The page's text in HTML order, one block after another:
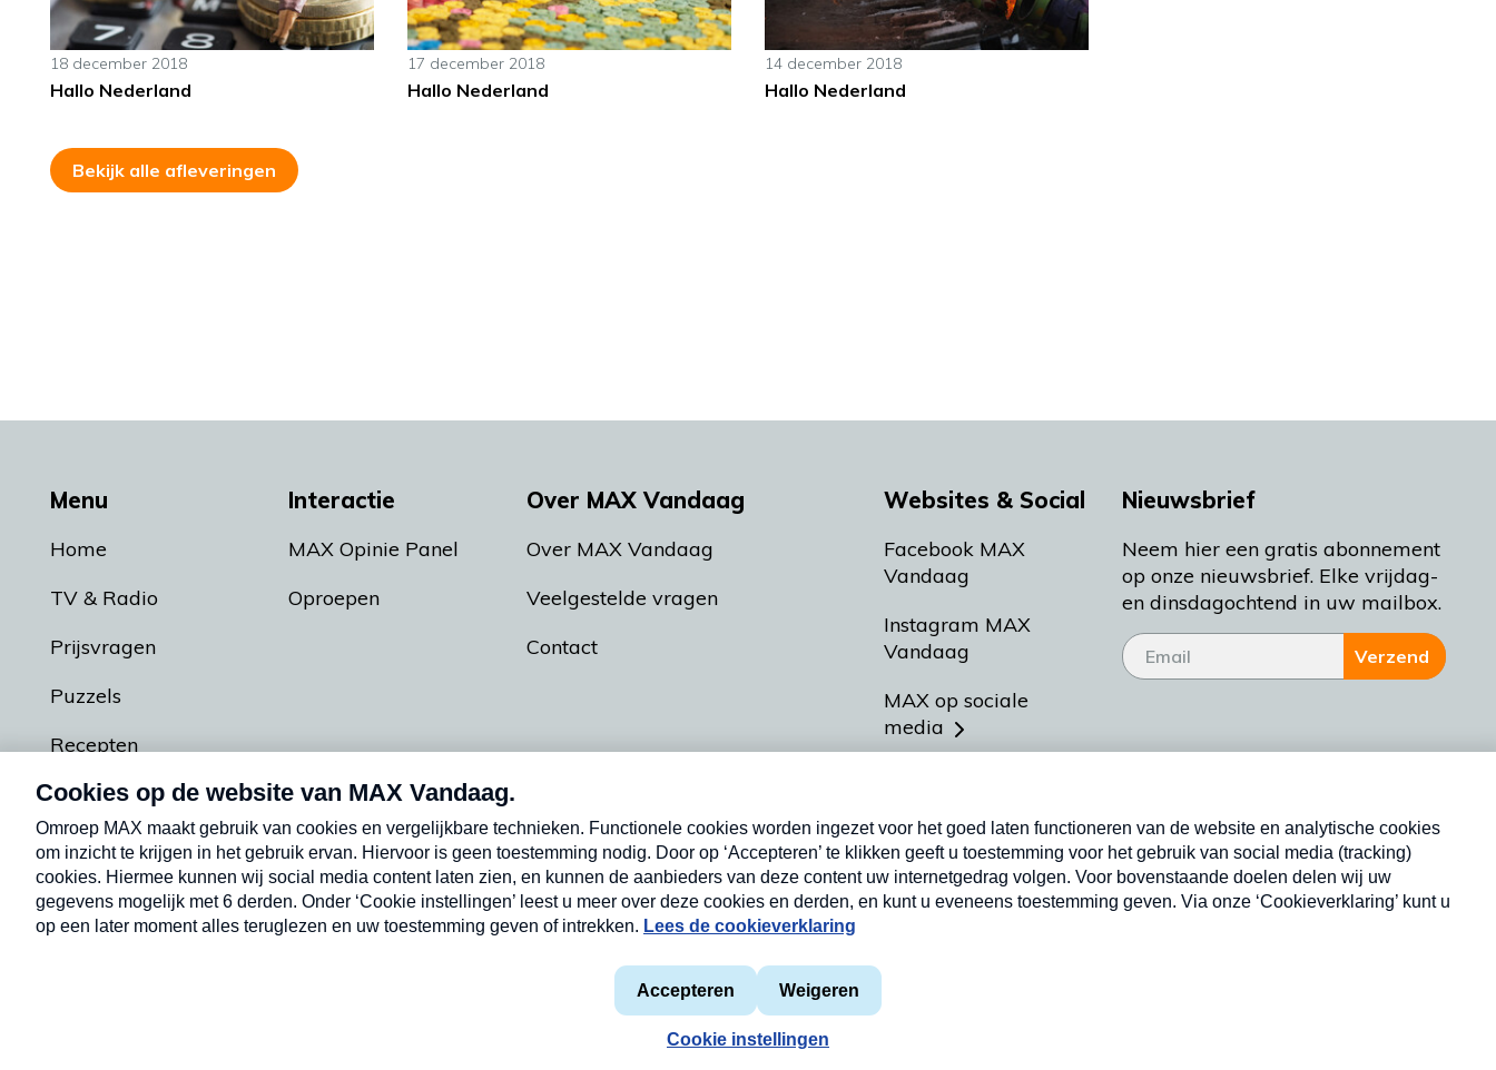
18 december 2018
Hallo Nederland
17 december 2018
Hallo Nederland
14 december 2018
Hallo Nederland
Bekijk alle afleveringen
Menu
Home
TV & Radio
Prijsvragen
Puzzels
Recepten
Podcasts
Interactie
MAX Opinie Panel
Oproepen
Over MAX Vandaag
Over MAX Vandaag
Veelgestelde vragen
Contact
Websites & Social
Facebook MAX
Vandaag
Instagram MAX
Vandaag
MAX op sociale
media
Meldpunt Actueel
Heel Holland Bakt
Nieuwsbrief
Neem hier een gratis abonnement
op onze nieuwsbrief. Elke vrijdag-
en dinsdagochtend in uw mailbox.
Verzend
Privacyverklaring
Cookieverklaring
Nieuwsbrief
Neem hier een gratis abonnement op onze